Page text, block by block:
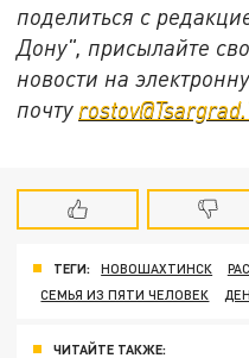
поделиться с
Дону", присылайте
новости на
почту
ТЕГИ: НОВОШАХТИНСК
СЕМЬЯ ИЗ ПЯТИ ЧЕЛОВЕК
ЧИТАЙТЕ ТАКЖЕ: